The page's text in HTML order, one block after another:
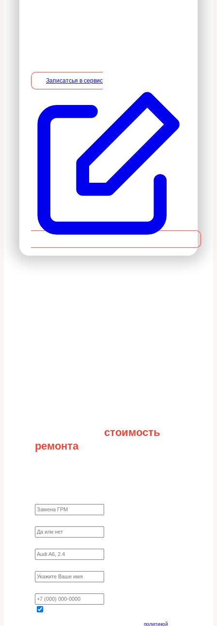
Записатсья в сервис
стоимость
ремонта
политикой